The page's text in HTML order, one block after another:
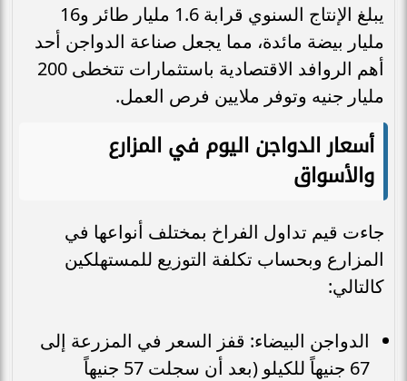
يبلغ الإنتاج السنوي قرابة 1.6 مليار طائر و16
مليار بيضة مائدة، مما يجعل صناعة الدواجن أحد
أهم الروافد الاقتصادية باستثمارات تتخطى 200
مليار جنيه وتوفر ملايين فرص العمل.
أسعار الدواجن اليوم في المزارع
والأسواق
جاءت قيم تداول الفراخ بمختلف أنواعها في
المزارع وبحساب تكلفة التوزيع للمستهلكين
كالتالي:
الدواجن البيضاء: قفز السعر في المزرعة إلى
67 جنيهاً للكيلو (بعد أن سجلت 57 جنيهاً